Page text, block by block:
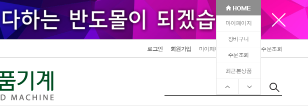
마이페이지
장바구니
주문조회
최근본상품
로그인 회원가입 마이페이지 장바구니 주문조회